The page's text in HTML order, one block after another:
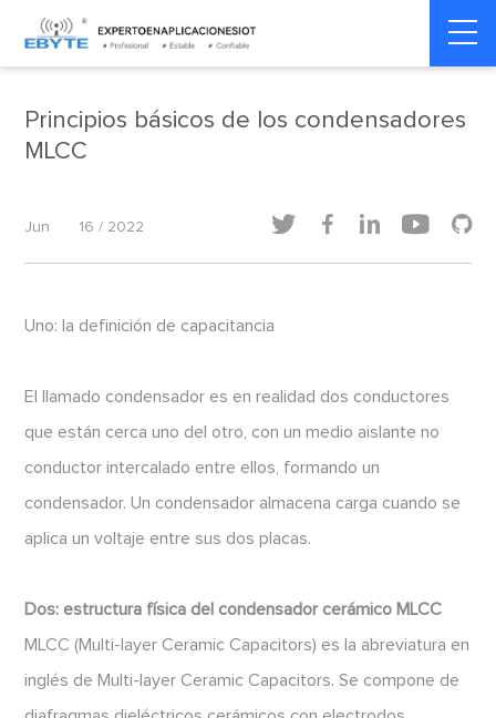
Home > Medidor de inteligencia Medidor de inteligencia
Principios básicos de los condensadores
MLCC
Jun 16 / 2022     
Uno: la definición de capacitancia
El llamado condensador es en realidad dos conductores
que están cerca uno del otro, con un medio aislante no
conductor intercalado entre ellos, formando un
condensador. Un condensador almacena carga cuando se
aplica un voltaje entre sus dos placas.
Dos: estructura física del condensador cerámico MLCC
MLCC (Multi-layer Ceramic Capacitors) es la abreviatura en
inglés de Multi-layer Ceramic Capacitors. Se compone de